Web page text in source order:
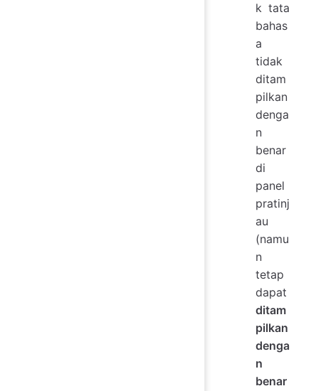
k tata
bahas
a
tidak
ditam
pilkan
denga
n
benar
di
panel
pratinj
au
(namu
n
tetap
dapat
ditam
pilkan
denga
n
benar